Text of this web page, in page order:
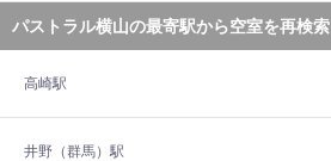
パストラル横山の最寄駅から空室を再検索
高崎駅
井野（群馬）駅